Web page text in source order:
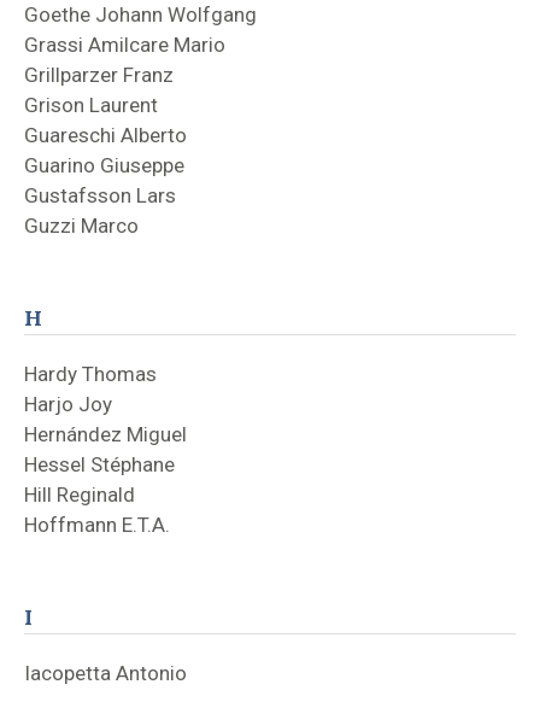
Goethe Johann Wolfgang
Grassi Amilcare Mario
Grillparzer Franz
Grison Laurent
Guareschi Alberto
Guarino Giuseppe
Gustafsson Lars
Guzzi Marco
H
Hardy Thomas
Harjo Joy
Hernández Miguel
Hessel Stéphane
Hill Reginald
Hoffmann E.T.A.
I
Iacopetta Antonio